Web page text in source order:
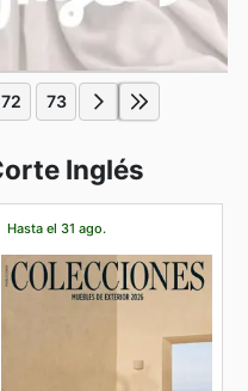
72 73
Inglés
Hasta el 31 ago.